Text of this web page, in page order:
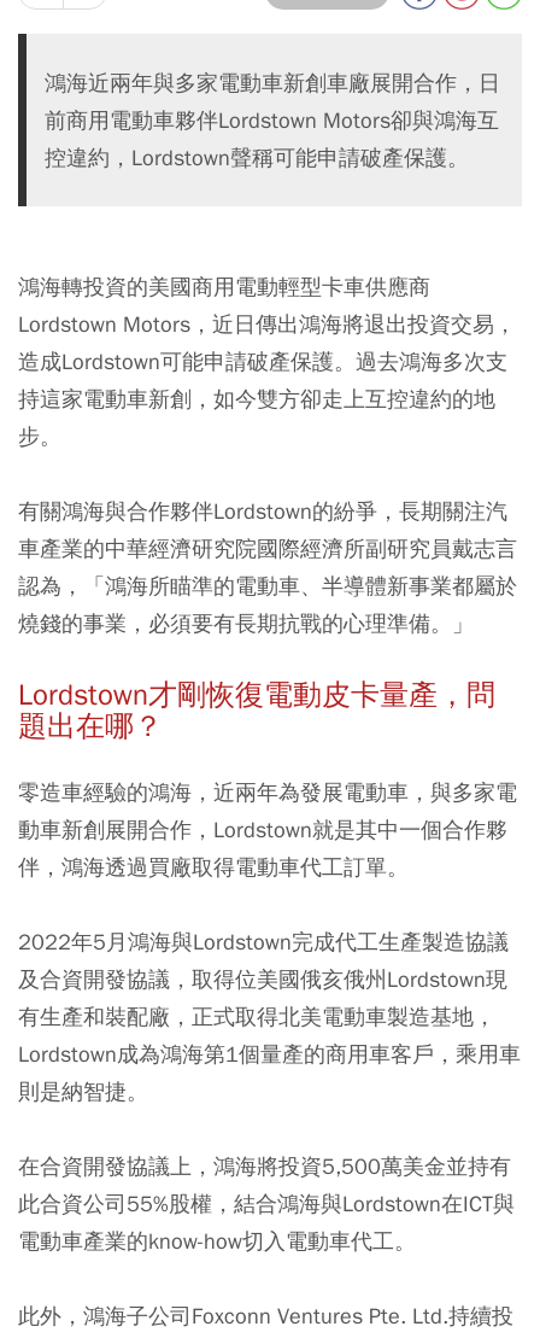
鴻海近兩年與多家電動車新創車廠展開合作，日
前商用電動車夥伴Lordstown Motors卻與鴻海互
控違約，Lordstown聲稱可能申請破產保護。
鴻海轉投資的美國商用電動輕型卡車供應商
Lordstown Motors，近日傳出鴻海將退出投資交易，
造成Lordstown可能申請破產保護。過去鴻海多次支
持這家電動車新創，如今雙方卻走上互控違約的地
步。
有關鴻海與合作夥伴Lordstown的紛爭，長期關注汽
車產業的中華經濟研究院國際經濟所副研究員戴志言
認為，「鴻海所瞄準的電動車、半導體新事業都屬於
燒錢的事業，必須要有長期抗戰的心理準備。」
Lordstown才剛恢復電動皮卡量產，問
題出在哪？
零造車經驗的鴻海，近兩年為發展電動車，與多家電
動車新創展開合作，Lordstown就是其中一個合作夥
伴，鴻海透過買廠取得電動車代工訂單。
2022年5月鴻海與Lordstown完成代工生產製造協議
及合資開發協議，取得位美國俄亥俄州Lordstown現
有生產和裝配廠，正式取得北美電動車製造基地，
Lordstown成為鴻海第1個量產的商用車客戶，乘用車
則是納智捷。
在合資開發協議上，鴻海將投資5,500萬美金並持有
此合資公司55%股權，結合鴻海與Lordstown在ICT與
電動車產業的know-how切入電動車代工。
此外，鴻海子公司Foxconn Ventures Pte. Ltd.持續投